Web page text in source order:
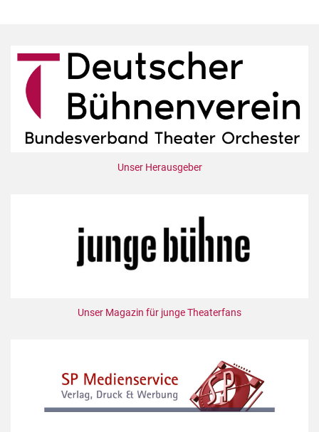
Unser Herausgeber
Unser Magazin für junge Theaterfans